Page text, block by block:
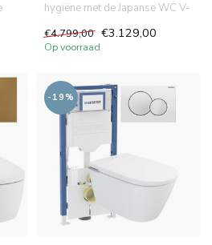
hygiëne met de Japanse WC V-
Care Prime toiletset, compl...
€4.799,00 €3.129,00
Op voorraad
-19%